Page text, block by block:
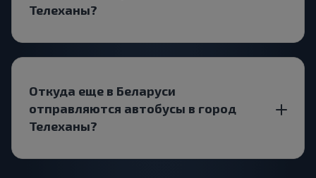
Телеханы?
Откуда еще в Беларуси
отправляются автобусы в город
Телеханы?